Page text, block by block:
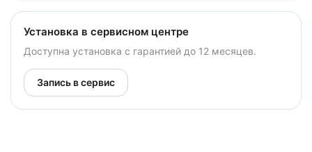
Установка в сервисном центре
Доступна установка с гарантией до 12 месяцев.
Запись в сервис